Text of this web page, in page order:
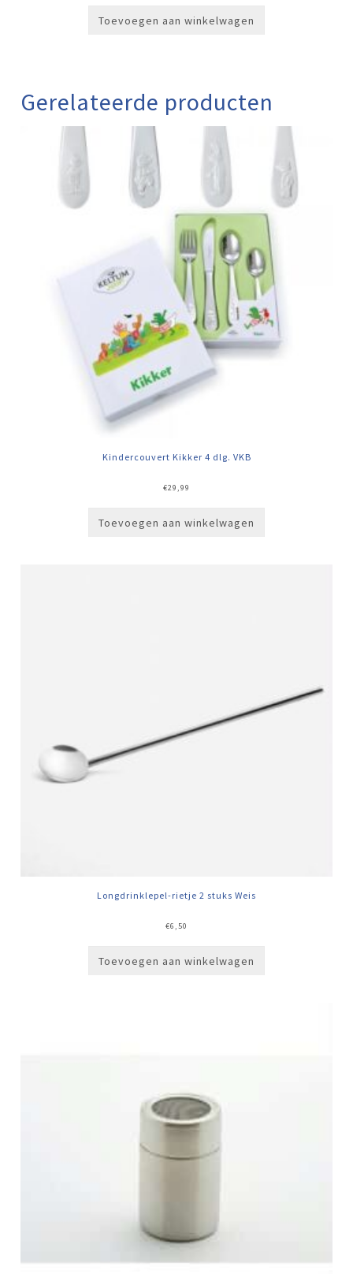
Toevoegen aan winkelwagen
Gerelateerde producten
Kindercouvert Kikker 4 dlg. VKB
€29,99
Toevoegen aan winkelwagen
Longdrinklepel-rietje 2 stuks Weis
€6,50
Toevoegen aan winkelwagen